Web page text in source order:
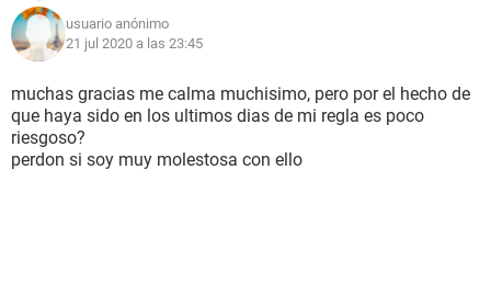
usuario anónimo
21 jul 2020 a las 23:45
muchas gracias me calma muchisimo, pero por el hecho de
que haya sido en los ultimos dias de mi regla es poco
riesgoso?
perdon si soy muy molestosa con ello